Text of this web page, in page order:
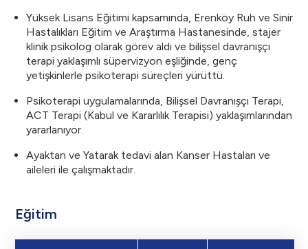
Yüksek Lisans Eğitimi kapsamında, Erenköy Ruh ve Sinir
Hastalıkları Eğitim ve Araştırma Hastanesinde, stajer
klinik psikolog olarak görev aldı ve bilişsel davranışçı
terapi yaklaşımlı süpervizyon eşliğinde, genç
yetişkinlerle psikoterapi süreçleri yürüttü.
Psikoterapi uygulamalarında, Bilişsel Davranışçı Terapi,
ACT Terapi (Kabul ve Kararlılık Terapisi) yaklaşımlarından
yararlanıyor.
Ayaktan ve Yatarak tedavi alan Kanser Hastaları ve
aileleri ile çalışmaktadır.
Eğitim